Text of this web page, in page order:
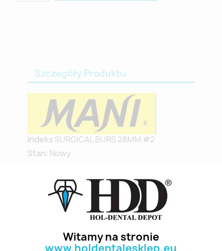
Witamy na stronie
www.holdentalesklep.eu
Szczegóły Produktu
Indeks SURGICAL BURS 28MM #2
Stan: Nowy
Polecane produkty z tej kategorii